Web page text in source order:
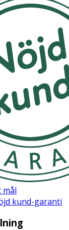
mål
kund-garanti